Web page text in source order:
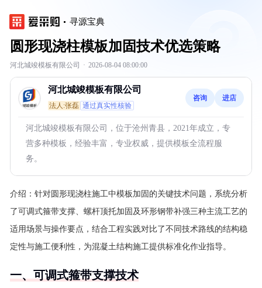
寻源宝典
圆形现浇柱模板加固技术优选策略
河北城竣模板有限公司 · 2026-08-04 08:00:00
河北城竣模板有限公司
法人:张磊 通过真实性核验
咨询 进店
河北城竣模板有限公司，位于沧州青县，2021年成立，专
营多种模板，经验丰富，专业权威，提供模板全流程服
务。
介绍： 针对圆形现浇柱施工中模板加固的关键技术问题，系统分析
了可调式箍带支撑、螺杆顶托加固及环形钢带补强三种主流工艺的
适用场景与操作要点，结合工程实践对比了不同技术路线的结构稳
定性与施工便利性，为混凝土结构施工提供标准化作业指导。
一、可调式箍带支撑技术